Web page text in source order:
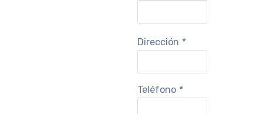
Dirección *
Teléfono *